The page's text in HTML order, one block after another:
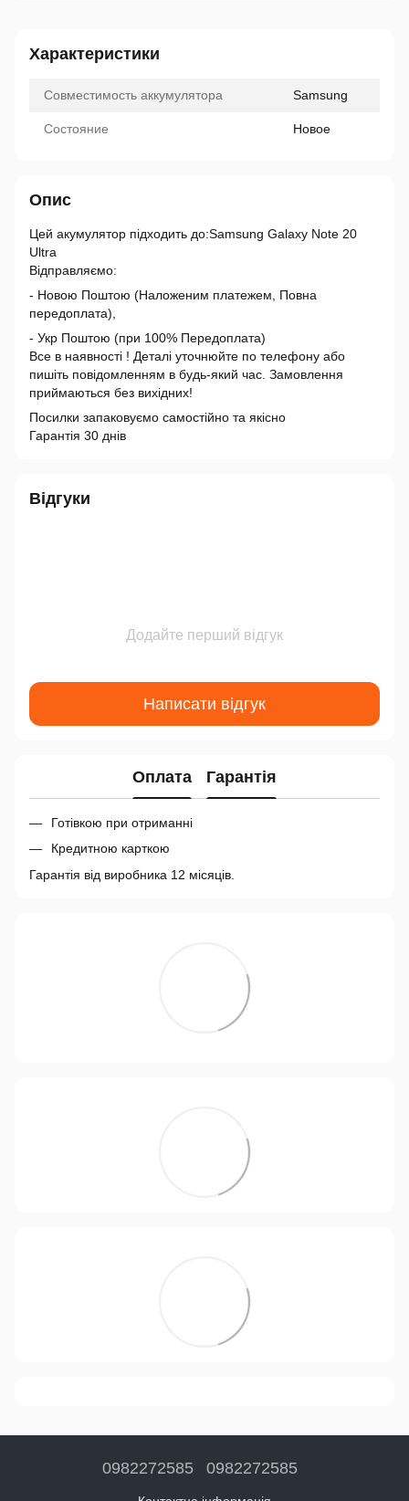
Характеристики
Совместимость аккумулятора Samsung
Состояние Новое
Опис
Цей акумулятор підходить до:Samsung Galaxy Note 20
Ultra
Відправляємо:
- Новою Поштою (Наложеним платежем, Повна
передоплата),
- Укр Поштою (при 100% Передоплата)
Все в наявності ! Деталі уточнюйте по телефону або
пишіть повідомленням в будь-який час. Замовлення
приймаються без вихідних!
Посилки запаковуємо самостійно та якісно
Гарантія 30 днів
Відгуки
Додайте перший відгук
Написати відгук
Оплата Гарантія
Готівкою при отриманні
Кредитною карткою
Гарантія від виробника 12 місяців.
0982272585 0982272585